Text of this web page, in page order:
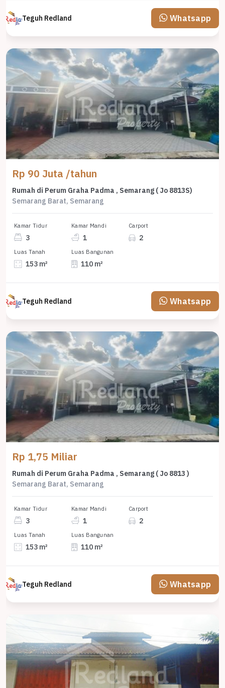
Teguh Redland Whatsapp
Rp 90 Juta /tahun
Rumah di Perum Graha Padma , Semarang ( Jo 8813S)
Semarang Barat, Semarang
Kamar Tidur
3
Kamar Mandi
1
Carport
2
Luas Tanah
153 m²
Luas Bangunan
110 m²
Teguh Redland Whatsapp
Rp 1,75 Miliar
Rumah di Perum Graha Padma , Semarang ( Jo 8813 )
Semarang Barat, Semarang
Kamar Tidur
3
Kamar Mandi
1
Carport
2
Luas Tanah
153 m²
Luas Bangunan
110 m²
Teguh Redland Whatsapp